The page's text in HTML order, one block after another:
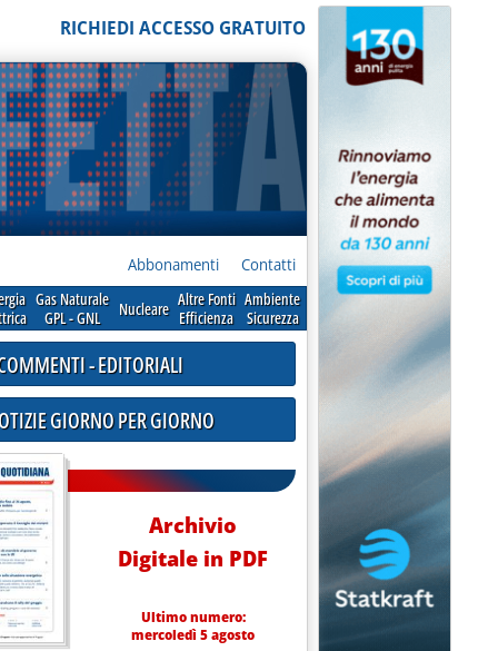
RICHIEDI ACCESSO GRATUITO
Abbonamenti Contatti
Gas Naturale
GPL - GNL
Nucleare Altre Fonti
Efficienza
Ambiente
Sicurezza
- EDITORIALI
GIORNO PER GIORNO
Archivio
Digitale in PDF
Ultimo numero:
mercoledì 5 agosto